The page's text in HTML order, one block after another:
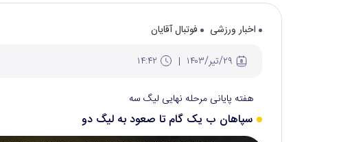
اخبار ورزشی
فوتبال آقایان
هفته پایانی مرحله نهایی لیگ سه
سپاهان ب یک گام تا صعود به لیگ دو